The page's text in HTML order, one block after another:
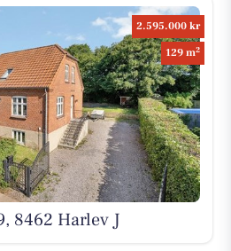
2.595.000 kr
129 m2
8462 Harlev J